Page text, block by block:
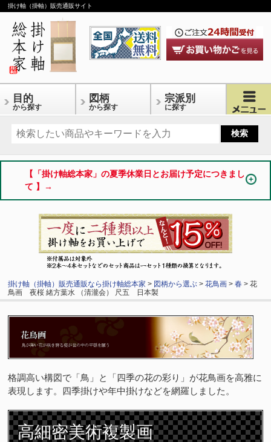
掛け軸（掛軸）販売通販サイト
目的
から探す
図柄
から探す
宗派別
に探す
【「掛け軸総本家」の夏季休業日とお届け予定につきまし
て 】→
掛け軸（掛軸）販売通販なら掛け軸総本家 > 図柄から選ぶ >花鳥画 >春 > 花
鳥画 夜桜 緒方葉水 （清瀧会） 尺五 日本製
格調高い構図で「鳥」と「四季の花の彩り」が花鳥画を高雅に
表現します。四季掛けや年中掛けなどを網羅しました。
高細密美術複製画